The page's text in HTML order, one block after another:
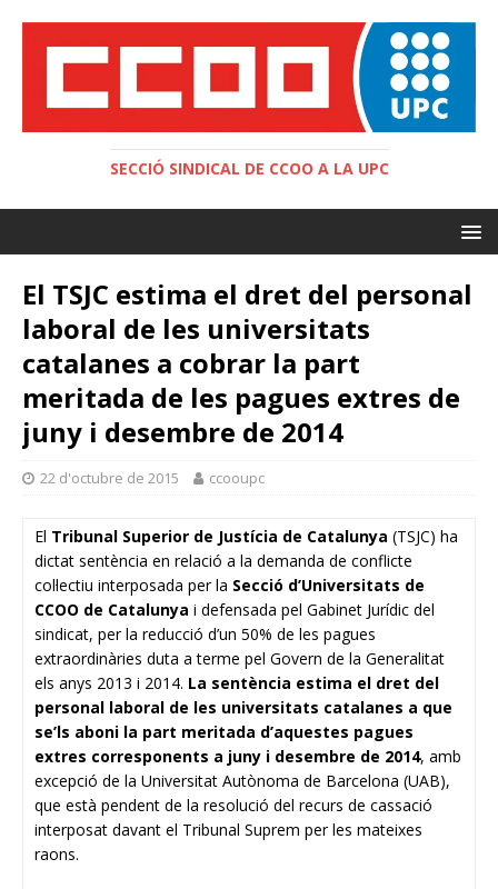
SECCIÓ SINDICAL DE CCOO A LA UPC
El TSJC estima el dret del personal
laboral de les universitats
catalanes a cobrar la part
meritada de les pagues extres de
juny i desembre de 2014
22 d'octubre de 2015 ccooupc
El Tribunal Superior de Justícia de Catalunya (TSJC) ha
dictat sentència en relació a la demanda de conflicte
col·lectiu interposada per la Secció d’Universitats de
CCOO de Catalunya i defensada pel Gabinet Jurídic del
sindicat, per la reducció d’un 50% de les pagues
extraordinàries duta a terme pel Govern de la Generalitat
els anys 2013 i 2014. La sentència estima el dret del
personal laboral de les universitats catalanes a que
se’ls aboni la part meritada d’aquestes pagues
extres corresponents a juny i desembre de 2014, amb
excepció de la Universitat Autònoma de Barcelona (UAB),
que està pendent de la resolució del recurs de cassació
interposat davant el Tribunal Suprem per les mateixes
raons.